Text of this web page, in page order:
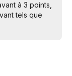
à 3 points,
tels que